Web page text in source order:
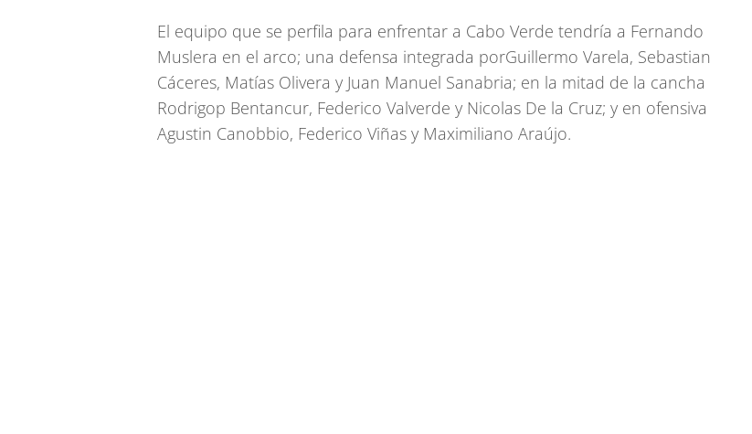
El equipo que se perfila para enfrentar a Cabo Verde tendría a Fernando
Muslera en el arco; una defensa integrada porGuillermo Varela, Sebastian
Cáceres, Matías Olivera y Juan Manuel Sanabria; en la mitad de la cancha
Rodrigop Bentancur, Federico Valverde y Nicolas De la Cruz; y en ofensiva
Agustin Canobbio, Federico Viñas y Maximiliano Araújo.